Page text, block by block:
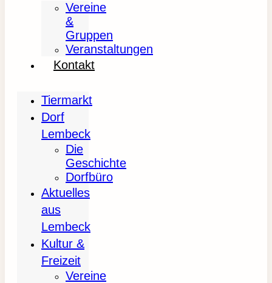
Vereine
&
Gruppen
Veranstaltungen
Kontakt
Tiermarkt
Dorf
Lembeck
Die
Geschichte
Dorfbüro
Aktuelles
aus
Lembeck
Kultur &
Freizeit
Vereine